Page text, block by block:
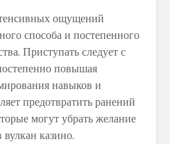
ощущений
способа и постепенного
Приступать следует с
повышая
навыков и
предотвратить ранений
могут убрать желание
казино.